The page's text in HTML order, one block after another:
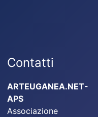
Contatti
ARTEUGANEA.NET-
APS
Associazione